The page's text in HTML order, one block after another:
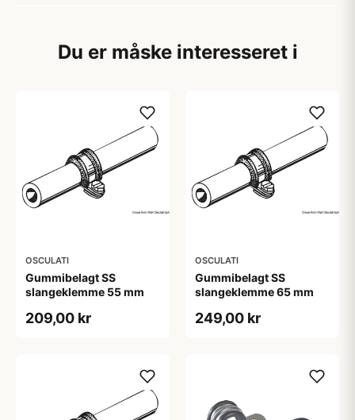
Du er måske interesseret i
OSCULATI
Gummibelagt SS
slangeklemme 55 mm
209,00 kr
OSCULATI
Gummibelagt SS
slangeklemme 65 mm
249,00 kr